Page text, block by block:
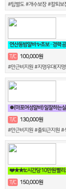
#팁별도 #개수보장 #칼퇴보
T/C
100,000원
#만근비지원 #지명우대(지
T/C
130,000원
#만근비지원 #출퇴근지원 #
T/C
150,000원